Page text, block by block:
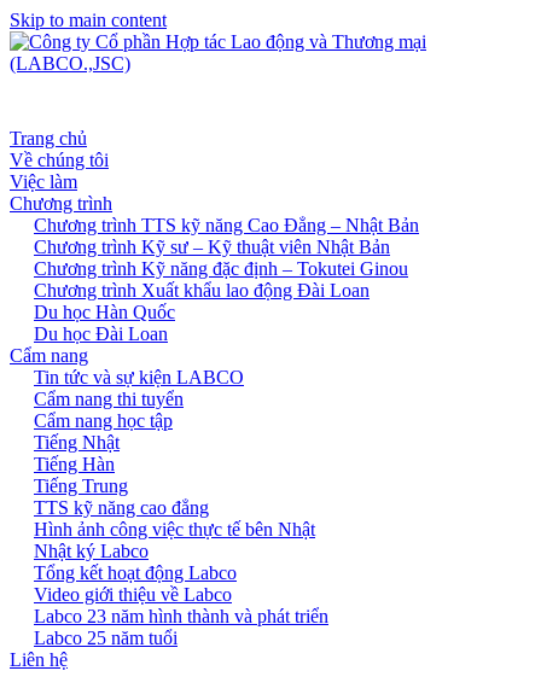
Skip to main content
Trang chủ
Về chúng tôi
Việc làm
Chương trình
Chương trình TTS kỹ năng Cao Đẳng – Nhật Bản
Chương trình Kỹ sư – Kỹ thuật viên Nhật Bản
Chương trình Kỹ năng đặc định – Tokutei Ginou
Chương trình Xuất khẩu lao động Đài Loan
Du học Hàn Quốc
Du học Đài Loan
Cẩm nang
Tin tức và sự kiện LABCO
Cẩm nang thi tuyển
Cẩm nang học tập
Tiếng Nhật
Tiếng Hàn
Tiếng Trung
TTS kỹ năng cao đẳng
Hình ảnh công việc thực tế bên Nhật
Nhật ký Labco
Tổng kết hoạt động Labco
Video giới thiệu về Labco
Labco 23 năm hình thành và phát triển
Labco 25 năm tuổi
Liên hệ